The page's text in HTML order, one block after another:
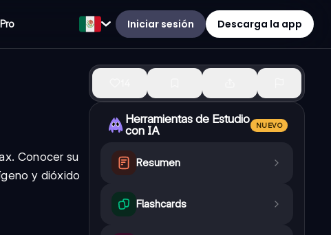
Iniciar sesión Descarga la app
Conocer su
y dióxido
Herramientas de Estudio
con IA
NUEVO
Resumen
Flashcards